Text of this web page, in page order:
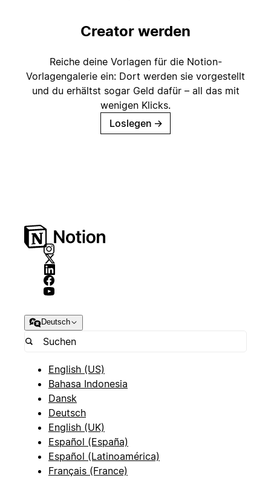
Creator werden
Reiche deine Vorlagen für die Notion-
Vorlagengalerie ein: Dort werden sie vorgestellt
und du erhältst sogar Geld dafür – all das mit
wenigen Klicks.
Loslegen →
Deutsch
English (US)
Bahasa Indonesia
Dansk
Deutsch
English (UK)
Español (España)
Español (Latinoamérica)
Français (France)